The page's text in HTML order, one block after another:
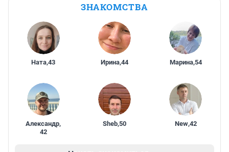
ЗНАКОМСТВА
Ната,43 Ирина,44 Марина,54
Александр,
42
Sheb,50 New,42